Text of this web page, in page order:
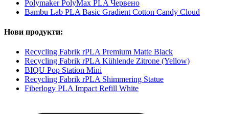
Polymaker PolyMax PLA Червено
Bambu Lab PLA Basic Gradient Cotton Candy Cloud
Нови продукти:
Recycling Fabrik rPLA Premium Matte Black
Recycling Fabrik rPLA Kühlende Zitrone (Yellow)
BIQU Pop Station Mini
Recycling Fabrik rPLA Shimmering Statue
Fiberlogy PLA Impact Refill White